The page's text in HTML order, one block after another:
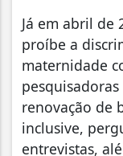
Já em abril de
proíbe a
maternidade
renovação de
inclusive,
entrevistas,